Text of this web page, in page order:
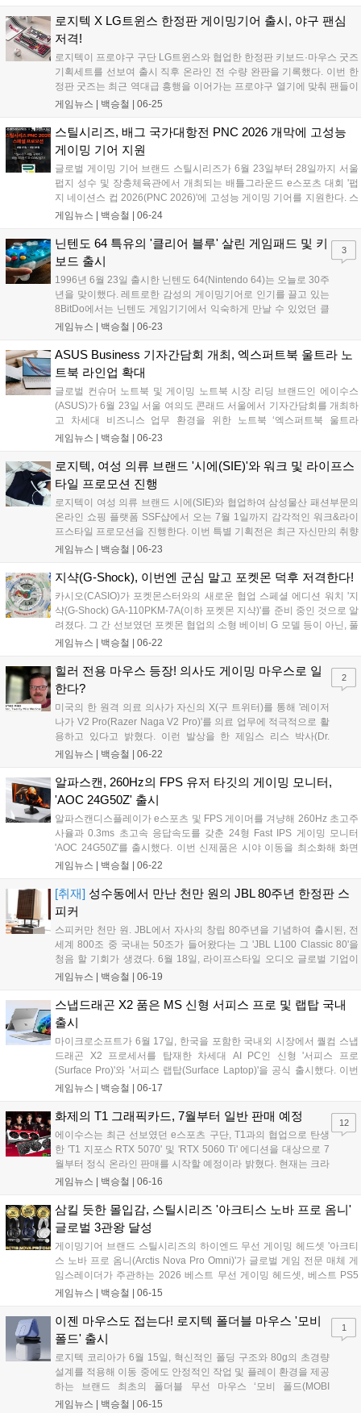
계 전문가 평판 등을 종합적으로 평가하는 권위 있는 순위로 올해 22년
째를 맞이했다. 레노버는 지난 2023년 8위, 2024년 10위, 2025년 8위에
이어 올해 7위에 오르며 지속적인 상승세를 기록 중이다....
로지텍 X LG트윈스 한정판 게이밍기어 출시, 야구 팬심
저격!
로지텍이 프로야구 구단 LG트윈스와 협업한 한정판 키보드·마우스 굿즈
기획세트를 선보여 출시 직후 온라인 전 수량 완판을 기록했다. 이번 한
정판 굿즈는 최근 역대급 흥행을 이어가는 프로야구 열기에 맞춰 팬들이
경기장 밖 데스크 환경에서도 응원의 즐거움을 이어갈 수 있도록 기획되
수량이 추가로 판매될 예정이다....
게임뉴스 | 백승철 06-25
스틸시리즈, 배그 국가대항전 PNC 2026 개막에 고성능
게이밍 기어 지원
글로벌 게이밍 기어 브랜드 스틸시리즈가 6월 23일부터 28일까지 서울
펍지 성수 및 장충체육관에서 개최되는 배틀그라운드 e스포츠 대회 '펍
지 네이션스 컵 2026(PNC 2026)'에 고성능 게이밍 기어를 지원한다. 스
틸시리즈는 이번 대회에 FPS 장르에 최적화된 무선 게이밍 헤드셋 '아크
를 돕는다. 2026 펍지 글로벌 시리즈 공식 스폰서인 스틸시리즈는 디펜
딩 챔피언 베트남과 대한민국을 포함한 총 24개국 대표팀이 격돌하는 이
번 대회를 통해 자사의 하드웨어 기술력을 선보인다....
게임뉴스 | 백승철 06-24
닌텐도 64 특유의 '클리어 블루' 살린 게임패드 및 키
보드 출시
1996년 6월 23일 출시한 닌텐도 64(Nintendo 64)는 오늘로 30주
년을 맞이했다. 레트로한 감성의 게이밍기어로 인기를 끌고 있는
8BitDo에서는 닌텐도 게임기기에서 익숙하게 만날 수 있었던 클
리어 블루(Clear Blue) 색상의 기계식 키보드와 얼티메이트
의 클리어 블루 모델에서 따온 것으로 보인다. 밝은 청록색에 반
투명 처리되어 있는 해당 모델은 닌텐도 게임보이에서도 종종 만
날 수 있는 색상이었다....
게임뉴스 | 백승철 06-23
3
ASUS Business 기자간담회 개최, 엑스퍼트북 울트라 노
트북 라인업 확대
글로벌 컨슈머 노트북 및 게이밍 노트북 시장 리딩 브랜드인 에이수스
(ASUS)가 6월 23일 서울 여의도 콘래드 서울에서 기자간담회를 개최하
고 차세대 비즈니스 업무 환경을 위한 노트북 ‘엑스퍼트북 울트라
(ExpertBook Ultra)’를 공개했다. 이번 신제품은 초경량 설계와 고해상도
작업 및 그래픽 출력 환경을 개선한 것이 특징이다. 에이수스는 엑스퍼
트북 울트라를 비롯한 신규 라인업을 공식 스토어 및 주요 오픈마켓을
통해 당일부터 본격적인 판매에 돌입한다고 밝혔다....
게임뉴스 | 백승철 06-23
로지텍, 여성 의류 브랜드 '시에(SIE)'와 워크 및 라이프스
타일 프로모션 진행
로지텍이 여성 의류 브랜드 시에(SIE)와 협업하여 삼성물산 패션부문의
온라인 쇼핑 플랫폼 SSF샵에서 오는 7월 1일까지 감각적인 워크&라이
프스타일 프로모션을 진행한다. 이번 특별 기획전은 최근 자신만의 취향
으로 업무 공간을 꾸미는 소비자를 위해 마련되었으며, 로지텍의 대표
한 생산성 제품을 최대 28% 할인된 혜택으로 선보인다....
게임뉴스 | 백승철 06-23
지샥(G-Shock), 이번엔 군심 말고 포켓몬 덕후 저격한다!
카시오(CASIO)가 포켓몬스터와의 새로운 협업 스페셜 에디션 워치 '지
샥(G-Shock) GA-110PKM-7A(이하 포켓몬 지샥)'를 준비 중인 것으로 알
려졌다. 그 간 선보였던 포켓몬 협업의 소형 베이비 G 모델 등이 아닌, 풀
사이즈 지샥이라는 점에서 의미 있다. 반투명한 레진 소재의 GA-100 케
형상화한 미니 다이얼이 돋보이는 디자인을 갖추고 있다. 우측 3시 방향
의 초창기 포켓몬 로고, 그 외에 시계를 둘러싸고 있는 전체적인 빨간색,
파란색, 초록색의 텍스트는 포켓몬스터 게임 시리즈의 초창기를 상징하
는 적, 녹, 청의 색감으로 구성되어 있다....
게임뉴스 | 백승철 06-22
힐러 전용 마우스 등장! 의사도 게이밍 마우스로 일
한다?
미국의 한 원격 의료 의사가 자신의 X(구 트위터)를 통해 '레이저
나가 V2 Pro(Razer Naga V2 Pro)'를 의료 업무에 적극적으로 활
용하고 있다고 밝혔다. 이런 발상을 한 제임스 리스 박사(Dr.
James Ries)는 응급 진료, 정신 건강, 체중 관리 등 미국 대부분
립자다. 레이저 나가는 측면에만 12개, 도합 19개의 버튼과 듀얼
모드 스크롤 휠로 무장하여 MMORPG 전용 마우스로 알려져 있
는데, 해당 의사는 각 버튼에 매크로 기능을 할당하여 복잡한 의
료 워크플로를 단순화했다고 한다....
게임뉴스 | 백승철 06-22
2
알파스캔, 260Hz의 FPS 유저 타깃의 게이밍 모니터,
'AOC 24G50Z' 출시
알파스캔디스플레이가 e스포츠 및 FPS 게이머를 겨냥해 260Hz 초고주
사율과 0.3ms 초고속 응답속도를 갖춘 24형 Fast IPS 게이밍 모니터
'AOC 24G50Z'를 출시했다. 이번 신제품은 시야 이동을 최소화해 화면
전체를 한눈에 파악할 수 있는 24인치 크기에 가변 주사율 동기화 기술
는 플레이 환경에서 안정적인 화면을 제공하는 것이 특징이다....
게임뉴스 | 백승철 06-22
[취재] 성수동에서 만난 천만 원의 JBL 80주년 한정판 스
피커
스피커만 천만 원. JBL에서 자사의 창립 80주년을 기념하여 출시된, 전
세계 800조 중 국내는 50조가 들어왔다는 그 'JBL L100 Classic 80'을
청음 할 기회가 생겼다. 6월 18일, 라이프스타일 오디오 글로벌 기업이
자 삼성전자의 자회사인 하만의 JBL 브랜드가 서울 성수동 틸테이블에
부터 20일(토) 오전 11시부터 오후 8시까지 더 많은 소비자들과 함께 할
수 있는 팝업 형태로 진행된다고 한다....
게임뉴스 | 백승철 06-19
스냅드래곤 X2 품은 MS 신형 서피스 프로 및 랩탑 국내
출시
마이크로소프트가 6월 17일, 한국을 포함한 국내외 시장에서 퀄컴 스냅
드래곤 X2 프로세서를 탑재한 차세대 AI PC인 신형 '서피스 프로
(Surface Pro)'와 '서피스 랩탑(Surface Laptop)'을 공식 출시했다. 이번
신제품은 최대 80 TOPS 성능의 NPU를 통해 온디바이스와 클라우드를
대폭 끌어올린 것이 특징이다. 국내 론칭을 기념해 네이버 마이크로소프
트 브랜드 스토어 등 주요 온·오프라인 채널에서 할인 및 사은품 증정 프
로모션도 함께 진행한다 밝혔다....
게임뉴스 | 백승철 06-17
화제의 T1 그래픽카드, 7월부터 일반 판매 예정
에이수스는 최근 선보였던 e스포츠 구단, T1과의 협업으로 탄생
한 'T1 지포스 RTX 5070' 및 'RTX 5060 Ti' 에디션을 대상으로 7
월부터 정식 온라인 판매를 시작할 예정이라 밝혔다. 현재는 크라
우드 펀딩 플랫폼, 텀블벅에서 예약 판매를 진행하고 있다. 이번
적용해 소장 가치를 높인 것이 특징이다....
게임뉴스 | 백승철 06-16
12
삼킬 듯한 몰입감, 스틸시리즈 '아크티스 노바 프로 옴니'
글로벌 3관왕 달성
게이밍기어 브랜드 스틸시리즈의 하이엔드 무선 게이밍 헤드셋 '아크티
스 노바 프로 옴니(Arctis Nova Pro Omni)'가 글로벌 게임 전문 매체 게
임스레이더가 주관하는 2026 베스트 무선 게이밍 헤드셋, 베스트 PS5
헤드셋, 베스트 럭셔리 닌텐도 스위치 헤드셋 등 3개 부문에 선정됐다.
최대 4개의 오디오 소스를 동시에 믹스하여 재생하는 기술력을 인정받
았다....
게임뉴스 | 백승철 06-15
이젠 마우스도 접는다! 로지텍 폴더블 마우스 '모비
폴드' 출시
로지텍 코리아가 6월 15일, 혁신적인 폴딩 구조와 80g의 초경량
설계를 적용해 이동 중에도 안정적인 작업 및 플레이 환경을 제공
하는 브랜드 최초의 폴더블 무선 마우스 ‘모비 폴드(MOBI
FOLD)’를 국내에 정식 출시했다. 이번 신제품은 외부 업무 공간
게임뉴스 | 백승철 06-15
1